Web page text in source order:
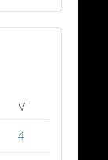
V
4